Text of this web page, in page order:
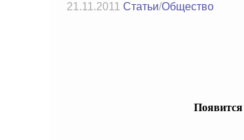
21.11.2011 Статьи/Общество
Появится